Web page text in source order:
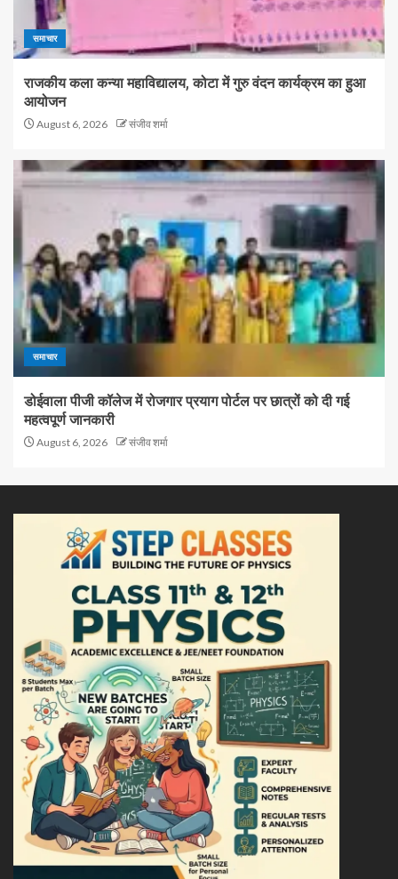
समाचार
राजकीय कला कन्या महाविद्यालय, कोटा में गुरु वंदन कार्यक्रम का हुआ
आयोजन
August 6, 2026 संजीव शर्मा
समाचार
डोईवाला पीजी कॉलेज में रोजगार प्रयाग पोर्टल पर छात्रों को दी गई
महत्वपूर्ण जानकारी
August 6, 2026 संजीव शर्मा